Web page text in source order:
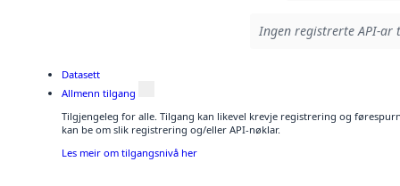
Ingen registrerte API-
Datasett
Allmenn tilgang
Tilgjengeleg for alle. Tilgang kan likevel krevje registrering og
kan be om slik registrering og/eller API-nøklar.
Les meir om tilgangsnivå her